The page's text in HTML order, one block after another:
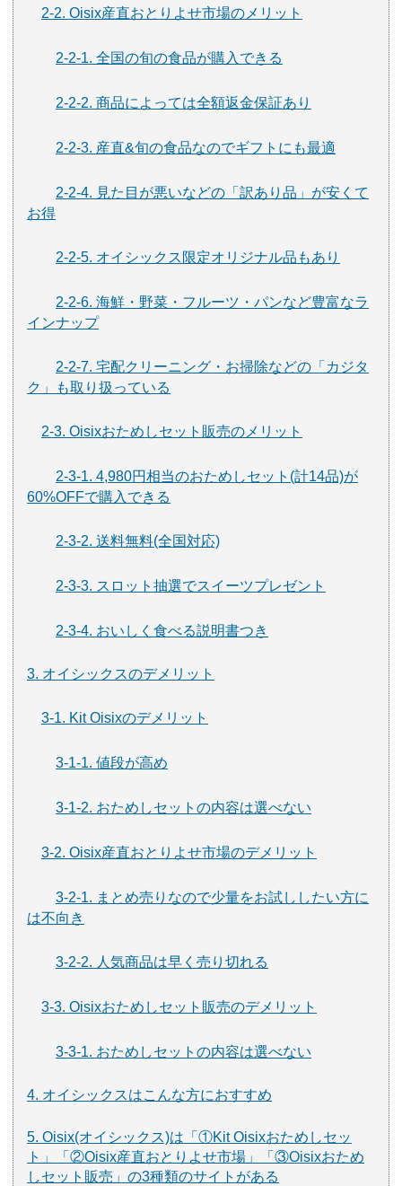
2-2. Oisix産直おとりよせ市場のメリット
2-2-1. 全国の旬の食品が購入できる
2-2-2. 商品によっては全額返金保証あり
2-2-3. 産直&旬の食品なのでギフトにも最適
2-2-4. 見た目が悪いなどの「訳あり品」が安くて
お得
2-2-5. オイシックス限定オリジナル品もあり
2-2-6. 海鮮・野菜・フルーツ・パンなど豊富なラ
インナップ
2-2-7. 宅配クリーニング・お掃除などの「カジタ
ク」も取り扱っている
2-3. Oisixおためしセット販売のメリット
2-3-1. 4,980円相当のおためしセット(計14品)が
60%OFFで購入できる
2-3-2. 送料無料(全国対応)
2-3-3. スロット抽選でスイーツプレゼント
2-3-4. おいしく食べる説明書つき
3. オイシックスのデメリット
3-1. Kit Oisixのデメリット
3-1-1. 値段が高め
3-1-2. おためしセットの内容は選べない
3-2. Oisix産直おとりよせ市場のデメリット
3-2-1. まとめ売りなので少量をお試ししたい方に
は不向き
3-2-2. 人気商品は早く売り切れる
3-3. Oisixおためしセット販売のデメリット
3-3-1. おためしセットの内容は選べない
4. オイシックスはこんな方におすすめ
5. Oisix(オイシックス)は「①Kit Oisixおためしセッ
ト」「②Oisix産直おとりよせ市場」「③Oisixおため
しセット販売」の3種類のサイトがある